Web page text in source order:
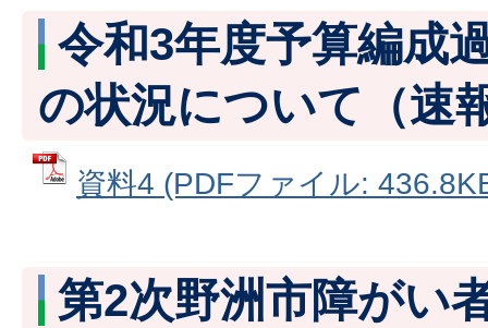
令和3年度予算編成
の状況について（速
資料4 (PDFファイル:
第2次野洲市障がい